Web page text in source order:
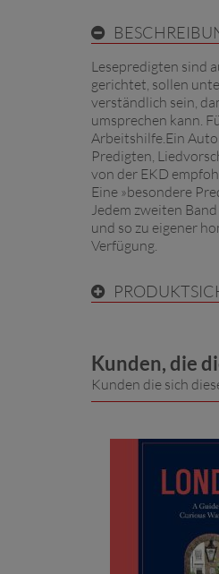
Lesepredigten sind
gerichtet, sollen
verständlich sein,
umsprechen kann.
Arbeitshilfe.Ein
Predigten,
von der EKD
Eine »besondere
Jedem zweiten
und so zu eigener
Verfügung.
Kunden, die
Kunden die sich